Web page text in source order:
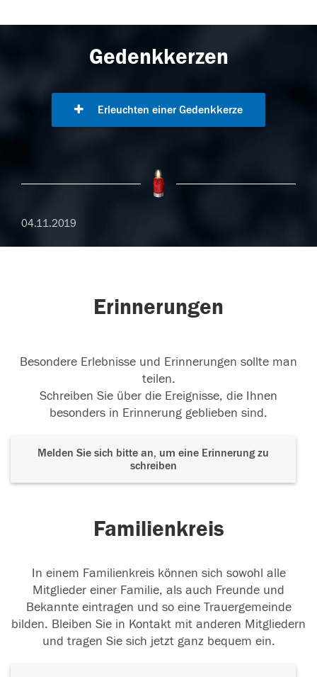
Gedenkkerzen
Erleuchten einer Gedenkkerze
04.11.2019
Erinnerungen
Besondere Erlebnisse und Erinnerungen sollte man
teilen.
Schreiben Sie über die Ereignisse, die Ihnen
besonders in Erinnerung geblieben sind.
Melden Sie sich bitte an, um eine Erinnerung zu
schreiben
Familienkreis
In einem Familienkreis können sich sowohl alle
Mitglieder einer Familie, als auch Freunde und
Bekannte eintragen und so eine Trauergemeinde
bilden. Bleiben Sie in Kontakt mit anderen Mitgliedern
und tragen Sie sich jetzt ganz bequem ein.